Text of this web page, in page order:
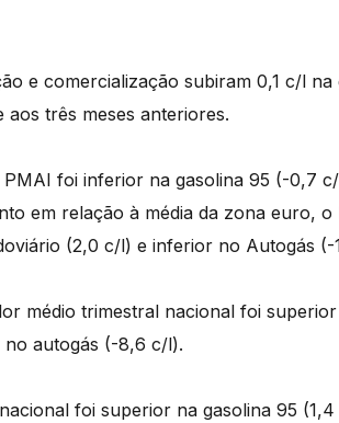
e comercialização subiram 0,1 c/l na
três meses anteriores.
foi inferior na gasolina 95 (-0,7
em relação à média da zona euro,
(2,0 c/l) e inferior no Autogás (-
médio trimestral nacional foi
no autogás (-8,6 c/l).
foi superior na gasolina 95